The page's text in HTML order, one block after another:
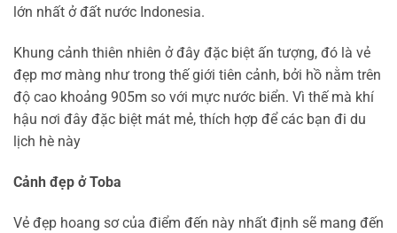
lớn nhất ở đất nước Indonesia.
Khung cảnh thiên nhiên ở đây đặc biệt ấn tượng, đó là vẻ
đẹp mơ màng như trong thế giới tiên cảnh, bởi hồ nằm trên
độ cao khoảng 905m so với mực nước biển. Vì thế mà khí
hậu nơi đây đặc biệt mát mẻ, thích hợp để các bạn đi du
lịch hè này
Cảnh đẹp ở Toba
Vẻ đẹp hoang sơ của điểm đến này nhất định sẽ mang đến